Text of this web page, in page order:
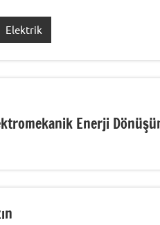
Elektrik
Enerji